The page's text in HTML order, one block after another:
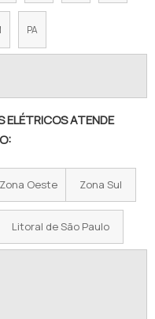
PA
ELÉTRICOS ATENDE
Zona Oeste Zona Sul
Litoral de São Paulo